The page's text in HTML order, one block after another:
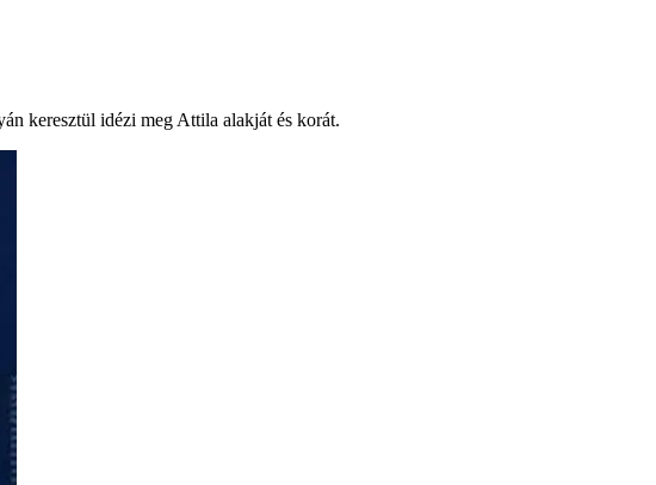
keresztül idézi meg Attila alakját és korát.